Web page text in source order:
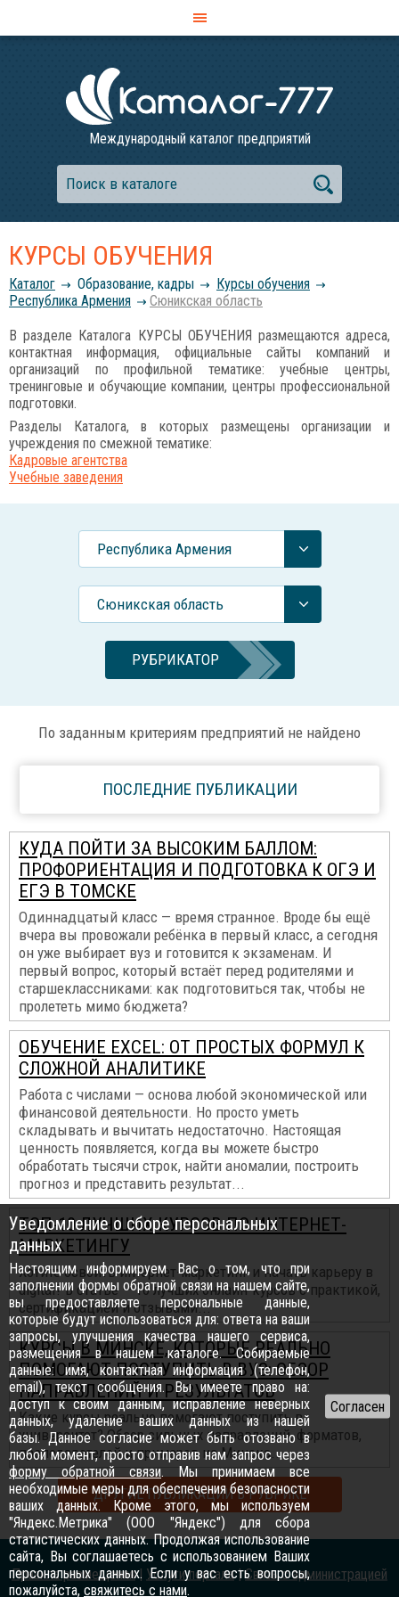
Международный каталог предприятий
КУРСЫ ОБУЧЕНИЯ
Каталог Образование, кадры
Курсы обучения
Республика Армения
Сюникская область
В разделе Каталога КУРСЫ ОБУЧЕНИЯ размещаются адреса,
контактная информация, официальные сайты компаний и
организаций по профильной тематике: учебные центры,
тренинговые и обучающие компании, центры профессиональной
подготовки.
Разделы Каталога, в которых размещены организации и
учреждения по смежной тематике:
Кадровые агентства
Учебные заведения
Республика Армения
Сюникская область
РУБРИКАТОР
По заданным критериям предприятий не найдено
ПОСЛЕДНИЕ ПУБЛИКАЦИИ
КУДА ПОЙТИ ЗА ВЫСОКИМ БАЛЛОМ:
ПРОФОРИЕНТАЦИЯ И ПОДГОТОВКА К ОГЭ И
ЕГЭ В ТОМСКЕ
Одиннадцатый класс — время странное. Вроде бы ещё
вчера вы провожали ребёнка в первый класс, а сегодня
он уже выбирает вуз и готовится к экзаменам. И
первый вопрос, который встаёт перед родителями и
старшеклассниками: как подготовиться так, чтобы не
пролететь мимо бюджета?
ОБУЧЕНИЕ EXCEL: ОТ ПРОСТЫХ ФОРМУЛ К
СЛОЖНОЙ АНАЛИТИКЕ
Работа с числами — основа любой экономической или
финансовой деятельности. Но просто уметь
складывать и вычитать недостаточно. Настоящая
ценность появляется, когда вы можете быстро
обработать тысячи строк, найти аномалии, построить
прогноз и представить результат...
ТОП-10 ЛУЧШИХ КУРСОВ ПО ИНТЕРНЕТ-
МАРКЕТИНГУ
Хотите освоить интернет-маркетинг и начать карьеру в
digital? В статье — 10 лучших онлайн-курсов с практикой,
сертификацией и отзывами...
КУРСЫ В МИНСКЕ, КОТОРЫЕ РЕАЛЬНО
ПОМОГАЮТ ПОСТУПИТЬ В ВУЗ: ОБЗОР
НАПРАВЛЕНИЙ И РЕЗУЛЬТАТОВ
Какие курсы реально помогают поступить в
университет? Обзор сильных направлений, форматов,
преподавателей и примеров из Минска...
ДРУГИЕ ПУБЛИКАЦИИ В РУБРИКЕ
Правила размещения| Услуги портала|Связь с администрацией
Уведомление о сборе персональных
данных
Настоящим информируем Вас о том, что при
заполнении формы обратной связи на нашем сайте,
вы предоставляете персональные данные,
которые будут использоваться для: ответа на ваши
запросы, улучшения качества нашего сервиса,
размещения в нашем каталоге. Собираемые
данные: имя, контактная информация (телефон,
email), текст сообщения. Вы имеете право на:
доступ к своим данным, исправление неверных
данных, удаление ваших данных из нашей
базы. Данное согласие может быть отозвано в
любой момент, просто отправив нам запрос через
форму обратной связи. Мы принимаем все
необходимые меры для обеспечения безопасности
ваших данных. Кроме этого, мы используем
"Яндекс.Метрика" (ООО "Яндекс") для сбора
статистических данных. Продолжая использование
сайта, Вы соглашаетесь с использованием Ваших
персональных данных. Если у вас есть вопросы,
пожалуйста, свяжитесь с нами.